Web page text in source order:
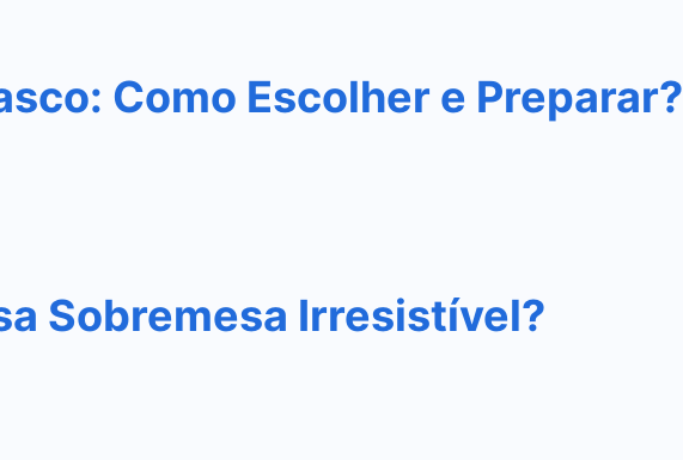
Como Escolher e Preparar?
Sobremesa Irresistível?